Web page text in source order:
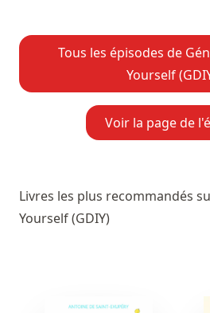
Tous les épisodes de
Yourself
Voir la page de
Livres les plus recommandés
Yourself (GDIY)